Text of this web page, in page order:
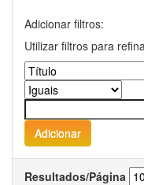
Adicionar filtros:
Utilizar filtros para
Resultados/Página